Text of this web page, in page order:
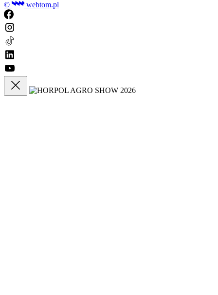
© webtom.pl